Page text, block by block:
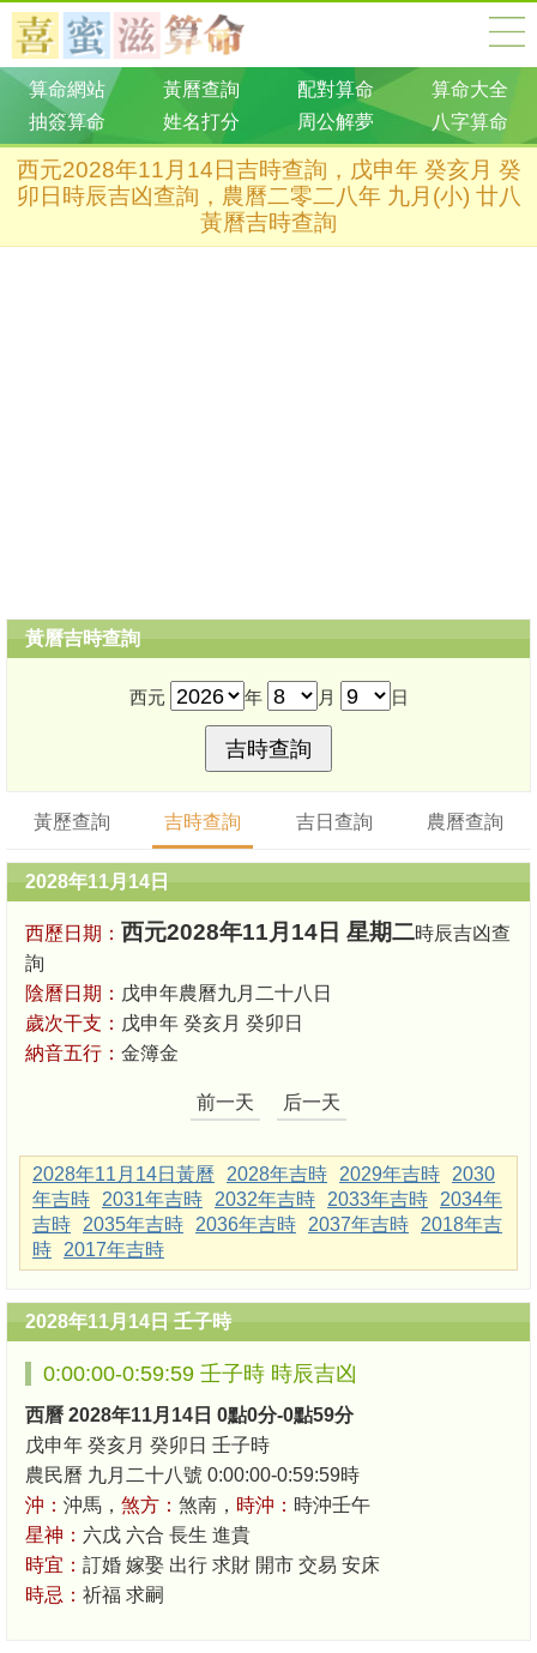
算命網站 黃曆查詢 配對算命
算命大全
抽簽算命
姓名打分 周公解夢 八字算命
西元2028年11月14日吉時查詢，戊申年 癸亥月 癸
卯日時辰吉凶查詢，農曆二零二八年 九月(小) 廿八
黃曆吉時查詢
黃曆吉時查詢
西元 年 月 日
黃歷查詢 吉時查詢 吉日查詢 農曆查詢
2028年11月14日
西歷日期： 西元2028年11月14日 星期二時辰吉凶查
詢
陰曆日期： 戊申年農曆九月二十八日
歲次干支： 戊申年 癸亥月 癸卯日
納音五行： 金簿金
前一天 后一天
2028年11月14日黃曆 2028年吉時 2029年吉時
2030
年吉時
2031年吉時 2032年吉時 2033年吉時
2034年
吉時
2035年吉時 2036年吉時 2037年吉時
2018年吉
時
2017年吉時
2028年11月14日 壬子時
0:00:00-0:59:59 壬子時 時辰吉凶
西曆 2028年11月14日 0點0分-0點59分
戊申年 癸亥月 癸卯日 壬子時
農民曆 九月二十八號 0:00:00-0:59:59時
沖： 沖馬， 煞方： 煞南， 時沖： 時沖壬午
星神： 六戊 六合 長生 進貴
時宜： 訂婚 嫁娶 出行 求財 開市 交易 安床
時忌： 祈福 求嗣